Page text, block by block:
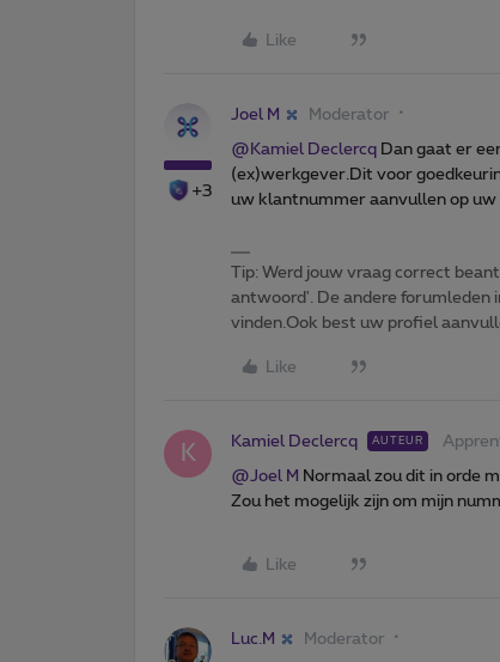
Like
+3
Joel M Moderator
@Kamiel Declercq Dan gaat er
(ex)werkgever.Dit voor
uw klantnummer aanvullen op uw
Tip: Werd jouw vraag correct
antwoord'. De andere forumleden
vinden.Ook best uw profiel
Like
K Kamiel Declercq AUTEUR
@Joel M Normaal zou dit in orde
Zou het mogelijk zijn om mijn
Like
Luc.M Moderator